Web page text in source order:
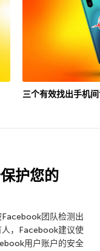
三个有效找出手机
护您的
团队检测出
，Facebook建议使
用户账户的安全